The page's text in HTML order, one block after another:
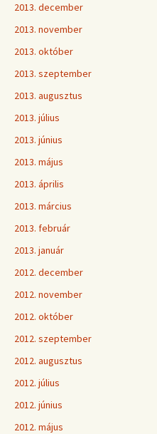
2013. december
2013. november
2013. október
2013. szeptember
2013. augusztus
2013. július
2013. június
2013. május
2013. április
2013. március
2013. február
2013. január
2012. december
2012. november
2012. október
2012. szeptember
2012. augusztus
2012. július
2012. június
2012. május